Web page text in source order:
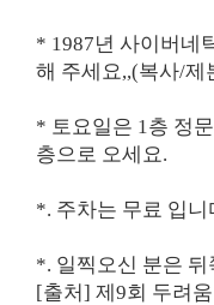
* 1987년 사이버네
해 주세요,,(복사/제
* 토요일은 1층 정
층으로 오세요.
*. 주차는 무료 입
*. 일찍오신 분은
[출처] 제9회 두려